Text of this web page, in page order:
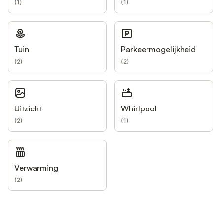
(1) (1)
Tuin
(2)
Parkeermogelijkheid
(2)
Uitzicht
(2)
Whirlpool
(1)
Verwarming
(2)